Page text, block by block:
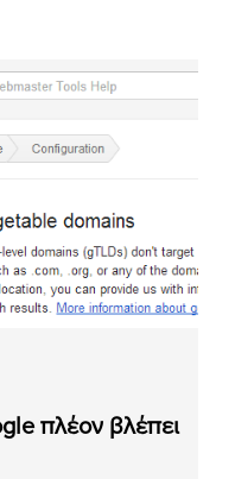
πλέον βλέπει